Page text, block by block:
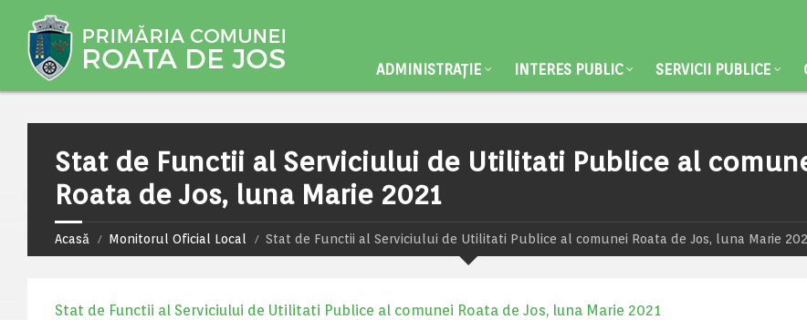
ADMINISTRAȚIE INTERES PUBLIC SERVICII PUBLICE
Stat de Functii al Serviciului de Utilitati Publice al
Roata de Jos, luna Marie 2021
Acasă Monitorul Oficial Local Stat de Functii al Serviciului de Utilitati Publice al comunei Roata de Jos, luna Marie
Stat de Functii al Serviciului de Utilitati Publice al comunei Roata de Jos, luna Marie 2021